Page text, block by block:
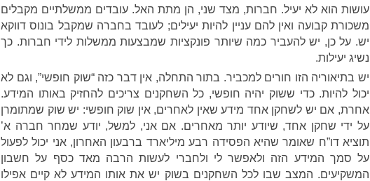
עושות הוא לא יעיל. חברות, מצד שני, הן מתת האל. עובדים ממשלתיים מקבלים
משכורת קבועה ואין להם עניין להיות יעילים; לעובד בחברה שמקבל בונוס דווקא
יש. על כן, יש להעביר כמה שיותר פונקציות שמבצעות ממשלות לידי חברות. כך
נשיג יעילות.
יש בתיאוריה הזו חורים למכביר. בתור התחלה, אין דבר כזה “שוק חופשי”, וגם לא
יכול להיות. כדי ששוק יהיה חופשי, כל השחקנים צריכים להחזיק באותו המידע.
אחרת, אם יש לשחקן אחד מידע שאין לאחרים, אין שוק חופשי: יש שוק שמתומרן
על ידי שחקן אחד, שיודע יותר מאחרים. אם אני, למשל, יודע שמחר חברה א’
תוציא דו”ח שאומר שהיא הפסידה רבע מיליארד ברבעון האחרון, אני יכול לפעול
על סמך המידע הזה ולאפשר לי ולחברי לעשות הרבה מאד כסף על חשבון
המשקיעים. המצב שבו לכל השחקנים בשוק יש את אותו המידע לא קיים אפילו